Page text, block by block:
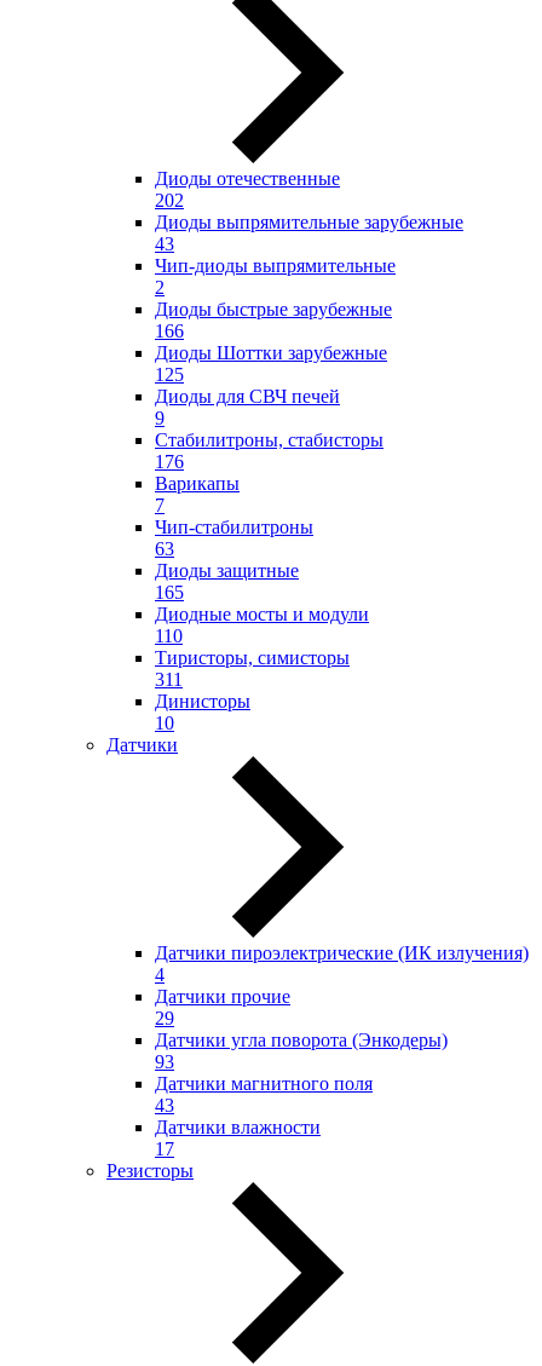
Диоды отечественные
202
Диоды выпрямительные зарубежные
43
Чип-диоды выпрямительные
2
Диоды быстрые зарубежные
166
Диоды Шоттки зарубежные
125
Диоды для СВЧ печей
9
Стабилитроны, стабисторы
176
Варикапы
7
Чип-стабилитроны
63
Диоды защитные
165
Диодные мосты и модули
110
Тиристоры, симисторы
311
Динисторы
10
Датчики
Датчики пироэлектрические (ИК излучения)
4
Датчики прочие
29
Датчики угла поворота (Энкодеры)
93
Датчики магнитного поля
43
Датчики влажности
17
Резисторы